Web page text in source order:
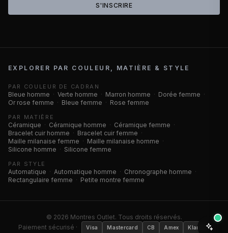
S'INSCRIRE
EXPLORER PAR COULEUR, MATIÈRE & STYLE
PAR COULEUR DE CADRAN
Bleue homme · Verte homme · Marron homme · Dorée femme ·
Or rose femme · Bleue femme · Rose femme
PAR MATIÈRE
Céramique · Céramique homme · Céramique femme ·
Bracelet cuir homme · Bracelet cuir femme ·
Maille milanaise femme · Maille milanaise homme ·
Silicone homme · Silicone femme
PAR STYLE
Automatique · Automatique homme · Chronographe homme ·
Rectangulaire femme · Petite montre femme
© 2026 Montres Outlet. Tous droits réservés.
Paiement sécurisé ·
Visa Mastercard CB Amex Klarna